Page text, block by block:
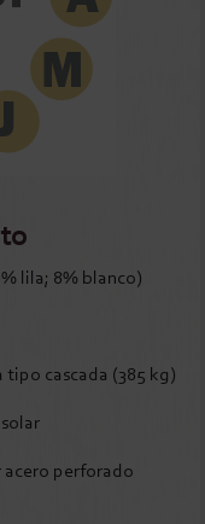
lila; 8% blanco)
tipo cascada (385 kg)
acero perforado